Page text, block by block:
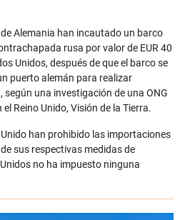
Alemania han incautado un barco
rusa por valor de EUR 40
Unidos, después de que el barco se
puerto alemán para realizar
según una investigación de una ONG
Reino Unido, Visión de la Tierra.
han prohibido las importaciones
sus respectivas medidas de
no ha impuesto ninguna